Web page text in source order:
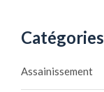
Catégories
Assainissement